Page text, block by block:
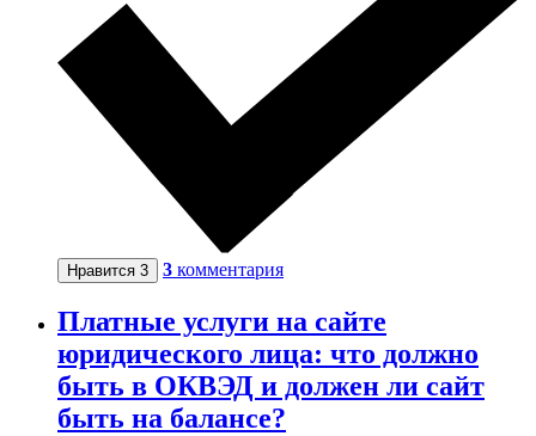
Нравится 3 3 комментария
Платные услуги на сайте
юридического лица: что должно
быть в ОКВЭД и должен ли сайт
быть на балансе?